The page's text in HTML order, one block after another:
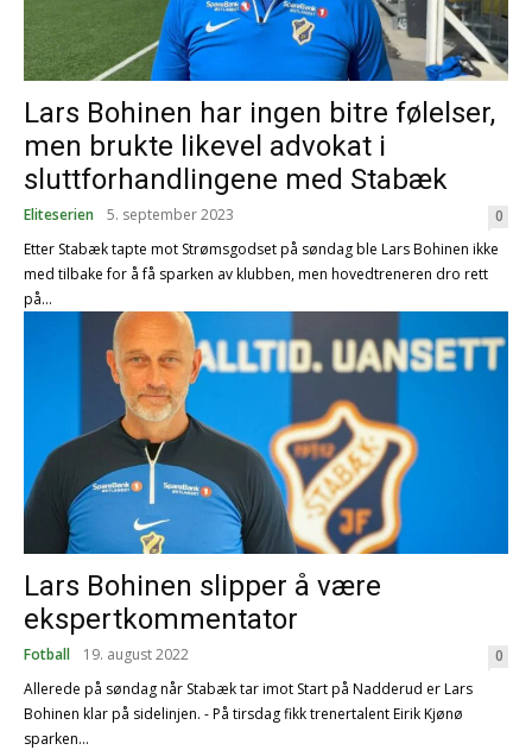
Lars Bohinen har ingen bitre følelser,
men brukte likevel advokat i
sluttforhandlingene med Stabæk
Eliteserien 5. september 2023
0
Etter Stabæk tapte mot Strømsgodset på søndag ble Lars Bohinen ikke
med tilbake for å få sparken av klubben, men hovedtreneren dro rett
på...
Lars Bohinen slipper å være
ekspertkommentator
Fotball 19. august 2022
0
Allerede på søndag når Stabæk tar imot Start på Nadderud er Lars
Bohinen klar på sidelinjen. - På tirsdag fikk trenertalent Eirik Kjønø
sparken...